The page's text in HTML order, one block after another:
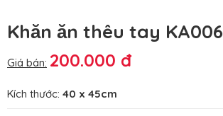
Khăn ăn thêu tay KA006
Giá bán: 200.000 đ
Kích thước: 40 x 45cm